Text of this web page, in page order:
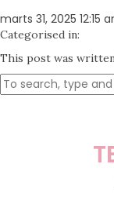
marts 31, 2025 12:15
Categorised in:
This post was